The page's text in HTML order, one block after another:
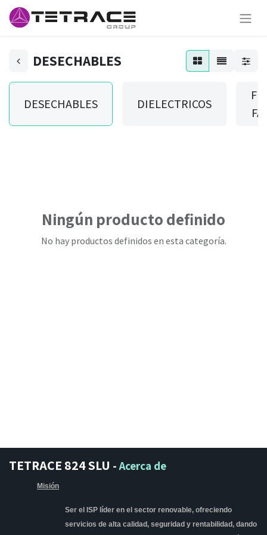
DESECHABLES
DESECHABLES DIELECTRICOS
Ningún producto definido
No hay productos definidos en esta categoría.
TETRACE 824 SLU -Acerca de
Misión
Ser el ISP líder en el sector renovable, ofreciendo
servicios de alta calidad, seguridad y rentabilidad, dando